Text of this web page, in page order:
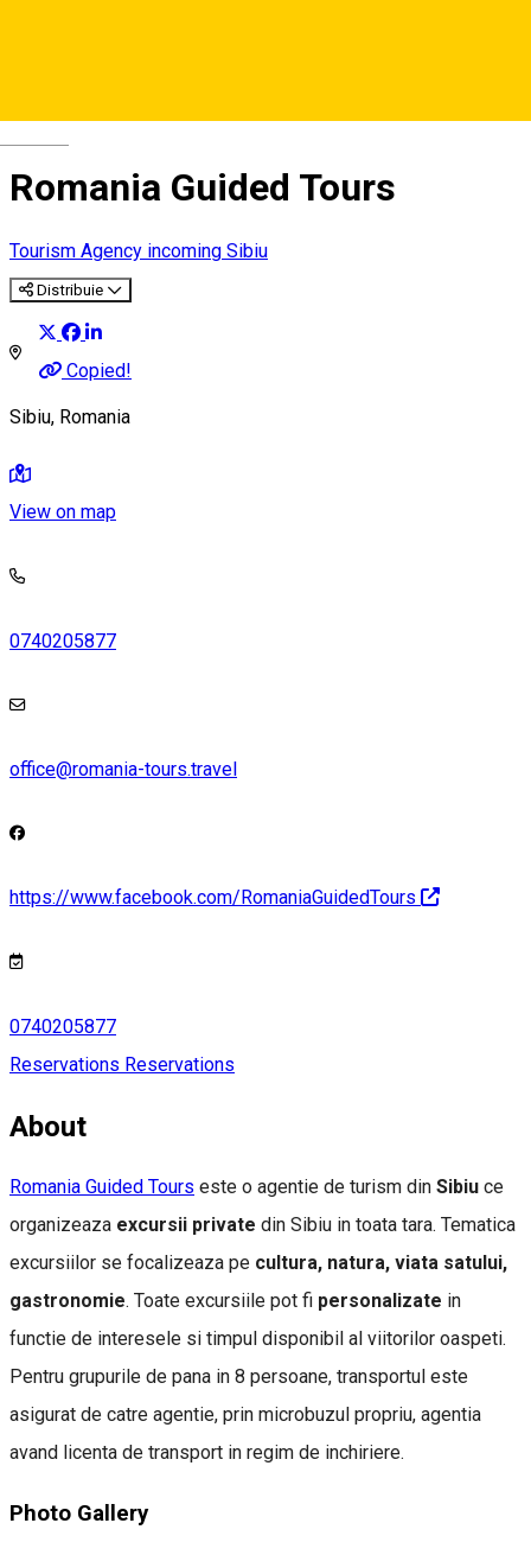
Romania Guided Tours
Tourism Agency incoming Sibiu
Distribuie
Copied!
Sibiu, Romania
View on map
0740205877
office@romania-tours.travel
https://www.facebook.com/RomaniaGuidedTours
0740205877
Reservations Reservations
About
Romania Guided Tours este o agentie de turism din Sibiu ce
organizeaza excursii private din Sibiu in toata tara. Tematica
excursiilor se focalizeaza pe cultura, natura, viata satului,
gastronomie. Toate excursiile pot fi personalizate in
functie de interesele si timpul disponibil al viitorilor oaspeti.
Pentru grupurile de pana in 8 persoane, transportul este
asigurat de catre agentie, prin microbuzul propriu, agentia
avand licenta de transport in regim de inchiriere.
Photo Gallery